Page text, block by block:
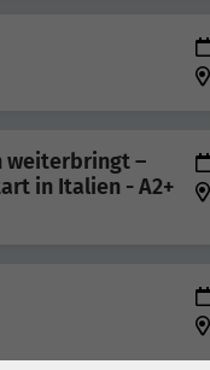
weiterbringt –
in Italien - A2+